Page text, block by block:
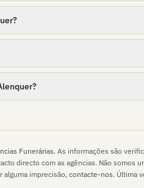
Funerárias. As informações são
directo com as agências. Não somos
alguma imprecisão,contacte-nos. Última